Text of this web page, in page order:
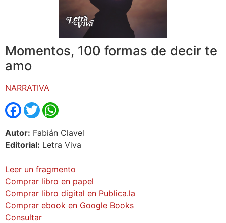
Momentos, 100 formas de decir te
amo
NARRATIVA
Facebook
Twitter
Autor: Fabián Clavel
Editorial: Letra Viva
Leer un fragmento
Comprar libro en papel
Comprar libro digital en Publica.la
Comprar ebook en Google Books
Consultar